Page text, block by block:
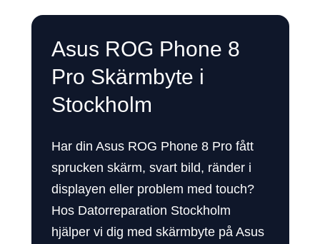
Asus ROG Phone 8
Pro Skärmbyte i
Stockholm
Har din Asus ROG Phone 8 Pro fått
sprucken skärm, svart bild, ränder i
displayen eller problem med touch?
Hos Datorreparation Stockholm
hjälper vi dig med skärmbyte på Asus